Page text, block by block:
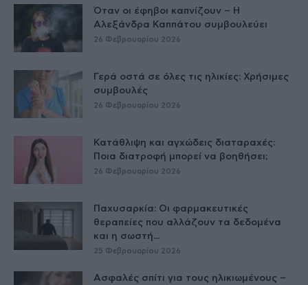
Όταν οι έφηβοι καπνίζουν – Η
Αλεξάνδρα Καππάτου συμβουλεύει
26 Φεβρουαρίου 2026
Γερά οστά σε όλες τις ηλικίες: Χρήσιμες
συμβουλές
26 Φεβρουαρίου 2026
Κατάθλιψη και αγχώδεις διαταραχές:
Ποια διατροφή μπορεί να βοηθήσει;
26 Φεβρουαρίου 2026
Παχυσαρκία: Οι φαρμακευτικές
θεραπείες που αλλάζουν τα δεδομένα
και η σωστή...
25 Φεβρουαρίου 2026
Ασφαλές σπίτι για τους ηλικιωμένους –